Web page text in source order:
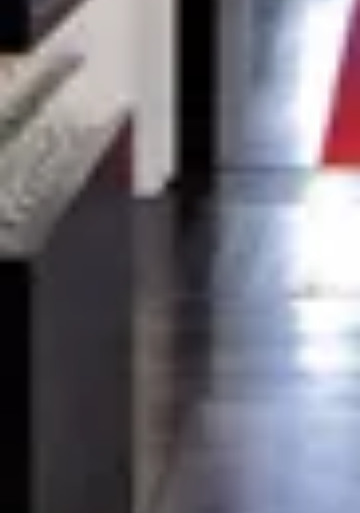
Visite cave & dégustation vin Beaujolais
Visite chateau & dégustation vin Bordeaux
Visite cave & dégustation vin Bourgogne
Visite cave & distillerie Calvados
Visite cave Champagne
Visite cave & dégustation vin Corse
Visite cave & dégustation vin Jura
Roussillon
Visite cave & dégustation vin Sud Ouest